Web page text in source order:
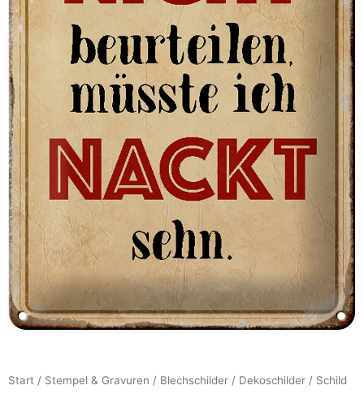
Start / Stempel & Gravuren / Blechschilder / Dekoschilder / Schild